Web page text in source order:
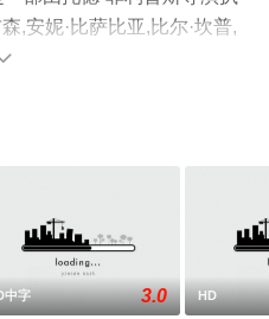
,安妮·比萨比亚,比尔·坎普,
伦,格伦·弗莱施勒,布莱恩·泰
里根,华金·菲尼克斯,弗兰西
飘花影院，更多相关信息
情网等平台了解。
中字 3.0 HD